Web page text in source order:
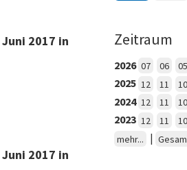
2017 in
2017 in
Zeitraum
2026 07 06 05
2025 12 11 10
2024 12 11 10
2023 12 11 10
mehr...
|